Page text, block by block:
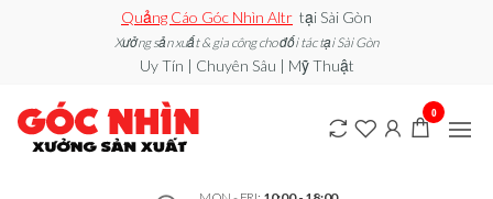
Quảng Cáo Góc Nhìn Altr tại Sài Gòn
Xưởng sản xuất & gia công cho đối tác tại Sài Gòn
Uy Tín | Chuyên Sâu | Mỹ Thuật
0912502060
– Xưởng
0